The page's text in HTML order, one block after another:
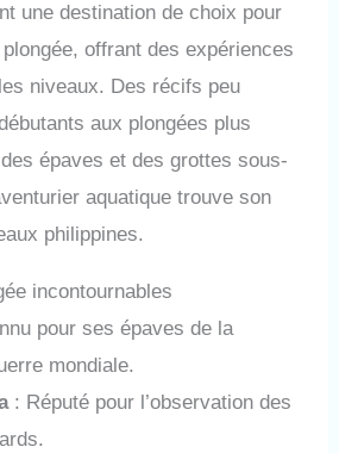
une destination de choix pour
offrant des expériences
niveaux. Des récifs peu
aux plongées plus
épaves et des grottes sous-
aquatique trouve son
philippines.
incontournables
pour ses épaves de la
mondiale.
: Réputé pour l’observation des